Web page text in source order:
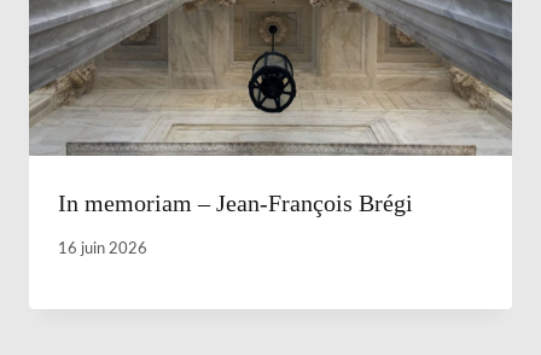
In memoriam – Jean-François Brégi
16 juin 2026